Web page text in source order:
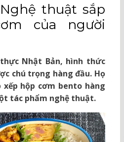
thuật sắp
của người
Nhật Bản, hình thức
chú trọng hàng đầu. Họ
hộp cơm bento hàng
tác phẩm nghệ thuật.